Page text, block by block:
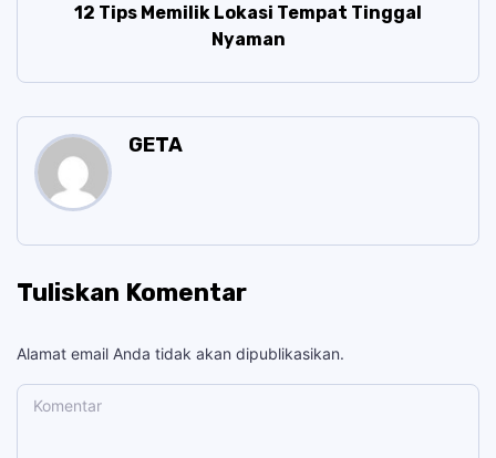
12 Tips Memilik Lokasi Tempat Tinggal
Nyaman
GETA
Tuliskan Komentar
Alamat email Anda tidak akan dipublikasikan.
Komentar